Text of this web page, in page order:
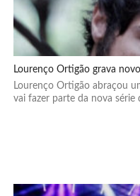
Lourenço Ortigão grava
Lourenço Ortigão abraçou
vai fazer parte da nova série